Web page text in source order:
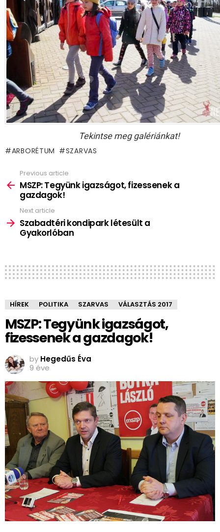
Tekintse meg galériánkat!
ARBORÉTUM SZARVAS
more
Previous article
MSZP: Tegyünk igazságot, fizessenek a
gazdagok!
Next article
Szabadtéri kondipark létesült a
Gyakorlóban
HÍREK POLITIKA SZARVAS VÁLASZTÁS 2017
MSZP: Tegyünk igazságot,
fizessenek a gazdagok!
by Hegedűs Éva
9 éve